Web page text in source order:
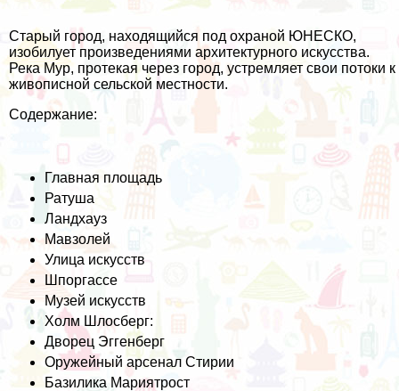
Старый город, находящийся под охраной ЮНЕСКО,
изобилует произведениями архитектурного искусства.
Река Мур, протекая через город, устремляет свои потоки к
живописной сельской местности.
Содержание:
Главная площадь
Ратуша
Ландхауз
Мавзолей
Улица искусств
Шпоргассе
Музей искусств
Холм Шлосберг:
Дворец Эггенберг
Оружейный арсенал Стирии
Базилика Мариятрост